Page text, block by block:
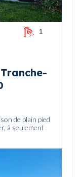
1
de plain pied
à seulement